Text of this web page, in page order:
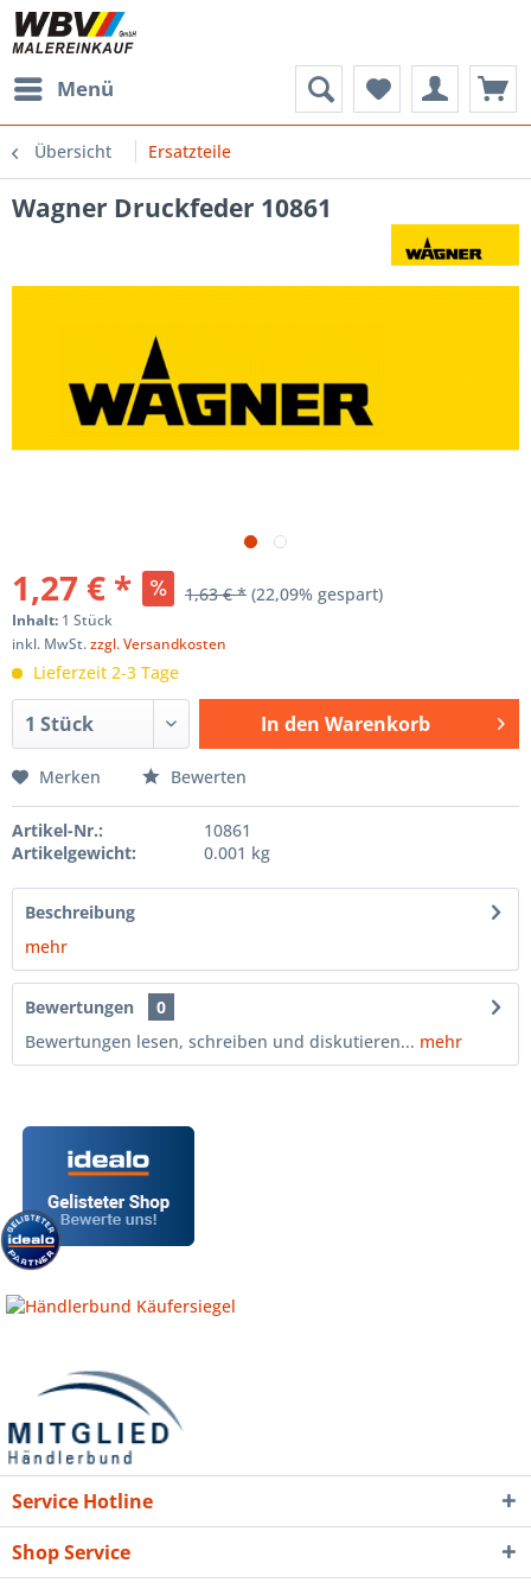
Menü
Übersicht Ersatzteile
Wagner Druckfeder 10861
1,27 € * 1,63 € * (22,09% gespart)
Inhalt: 1 Stück
inkl. MwSt.zzgl. Versandkosten
Lieferzeit 2-3 Tage
In den Warenkorb
Merken Bewerten
Artikel-Nr.:
10861
Artikelgewicht:
0.001 kg
Beschreibung
mehr
Bewertungen
0
Bewertungen lesen, schreiben und diskutieren... mehr
Service Hotline
Shop Service